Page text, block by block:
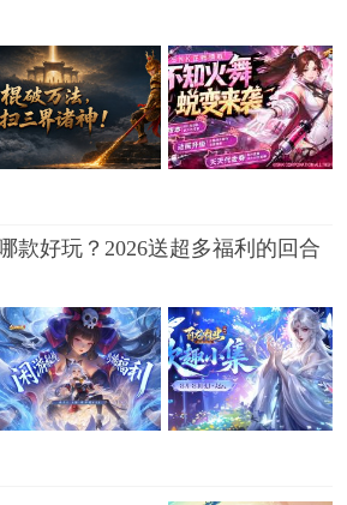
款好玩？2026送超多福利的回合